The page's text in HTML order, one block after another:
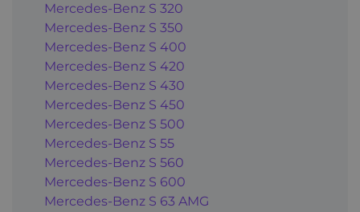
Mercedes-Benz S 320
Mercedes-Benz S 350
Mercedes-Benz S 400
Mercedes-Benz S 420
Mercedes-Benz S 430
Mercedes-Benz S 450
Mercedes-Benz S 500
Mercedes-Benz S 55
Mercedes-Benz S 560
Mercedes-Benz S 600
Mercedes-Benz S 63 AMG